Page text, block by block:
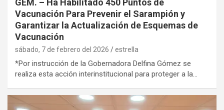
GEM. – Ha Habilitado 450 Puntos de
Vacunación Para Prevenir el Sarampión y
Garantizar la Actualización de Esquemas de
Vacunación
sábado, 7 de febrero del 2026 estrella
*Por instrucción de la Gobernadora Delfina Gómez se
realiza esta acción interinstitucional para proteger a la…